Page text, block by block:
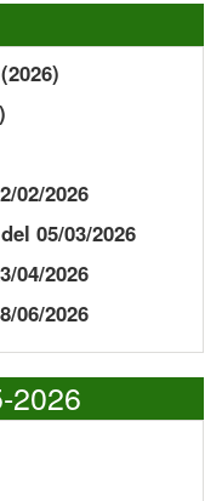
02/2026
05/03/2026
04/2026
06/2026
2026